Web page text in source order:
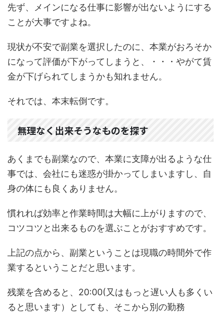
先ず、メインになる仕事に影響が出ないようにする
ことが大事ですよね。
現状が不安で副業を選択したのに、本業がおろそか
になって評価が下がってしまうと、・・・やがて賃
金が下げられてしまうかも知れません。
それでは、本末転倒です。
無理なく出来そうなものを探す
あくまでも副業なので、本業に支障が出るような仕
事では、会社にも迷惑が掛かってしまいますし、自
身の体にも良くありません。
慣れれば効率と作業時間は大幅に上がりますので、
コツコツと出来るものを選ぶことがおすすめです。
上記の点から、副業ということは現職の時間外で作
業するということだと思います。
残業を含めると、20:00(又はもっと遅い人も多くい
ると思います）としても、そこから別の勤務